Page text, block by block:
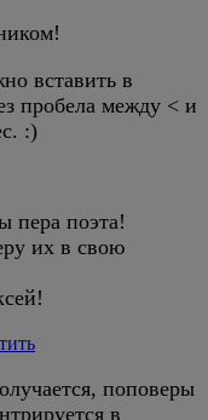
вставить в
пробела между < и
:)
пера поэта!
их в свою
поповеры
в